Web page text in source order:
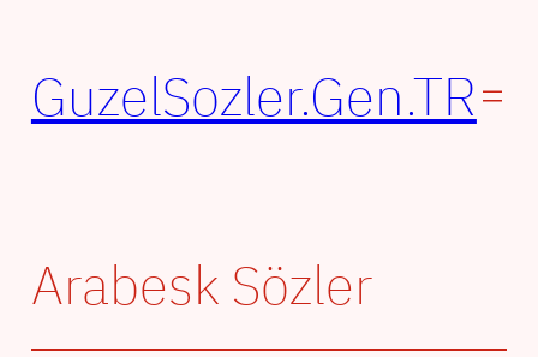
GuzelSozler.Gen.TR
Arabesk Sözler